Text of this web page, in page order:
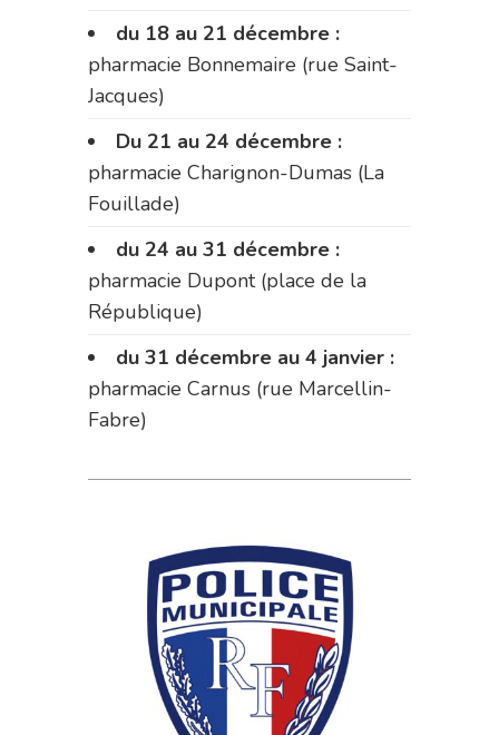
du 18 au 21 décembre :
pharmacie Bonnemaire (rue Saint-
Jacques)
Du 21 au 24 décembre :
pharmacie Charignon-Dumas (La
Fouillade)
du 24 au 31 décembre :
pharmacie Dupont (place de la
République)
du 31 décembre au 4 janvier :
pharmacie Carnus (rue Marcellin-
Fabre)